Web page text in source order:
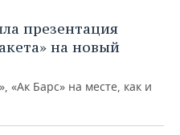
презентация
на новый
«Ак Барс» на месте, как и